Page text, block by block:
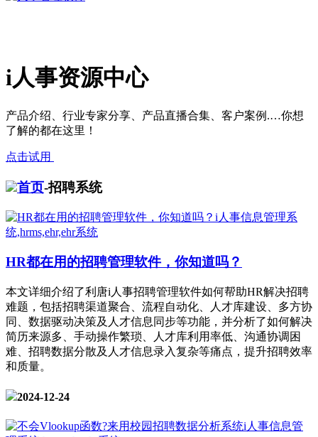
i人事资源中心
产品介绍、行业专家分享、产品直播合集、客户案例.…你想
了解的都在这里！
点击试用
首页-招聘系统
HR都在用的招聘管理软件，你知道吗？
本文详细介绍了利唐i人事招聘管理软件如何帮助HR解决招聘
难题，包括招聘渠道聚合、流程自动化、人才库建设、多方协
同、数据驱动决策及人才信息同步等功能，并分析了如何解决
简历来源多、手动操作繁琐、人才库利用率低、沟通协调困
难、招聘数据分散及人才信息录入复杂等痛点，提升招聘效率
和质量。
2024-12-24